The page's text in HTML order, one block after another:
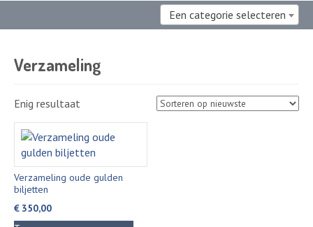
Een categorie selecteren
Verzameling
Enig resultaat
Verzameling oude gulden
biljetten
€ 350,00